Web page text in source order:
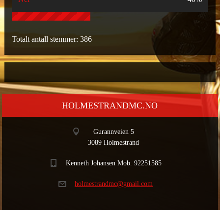
Totalt antall stemmer:386
HOLMESTRANDMC.NO
Gurannveien 5
3089 Holmestrand
Kenneth Johansen Mob. 92251585
holmestrandmc@gmail.com